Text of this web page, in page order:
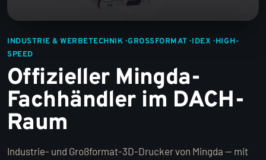
INDUSTRIE & WERBETECHNIK · GROSSFORMAT · IDEX · HIGH-S
PEED
Offizieller Mingda-
Fachhändler im DACH-
Raum
Industrie- und Großformat-3D-Drucker von Mingda — mit